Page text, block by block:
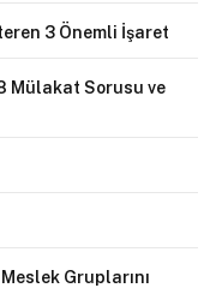
3 Önemli İşaret
Mülakat Sorusu ve
Gruplarını